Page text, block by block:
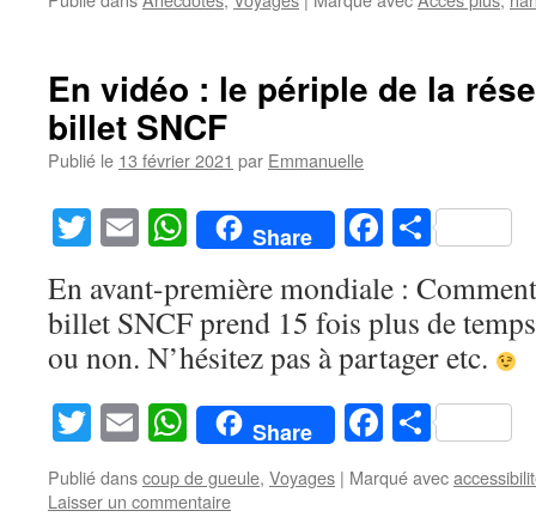
En vidéo : le périple de la
billet SNCF
Publié le 13 février 2021 par Emmanuelle
Twitter
EmailWhatsApp
Share Facebook
En avant-première mondiale :
billet SNCF prend 15 fois plus de
ou non. N’hésitez pas à partager etc.
Twitter
EmailWhatsApp
Share Facebook
Publié danscoup de gueule, Voyages | Marqué avec
Laisser un commentaire